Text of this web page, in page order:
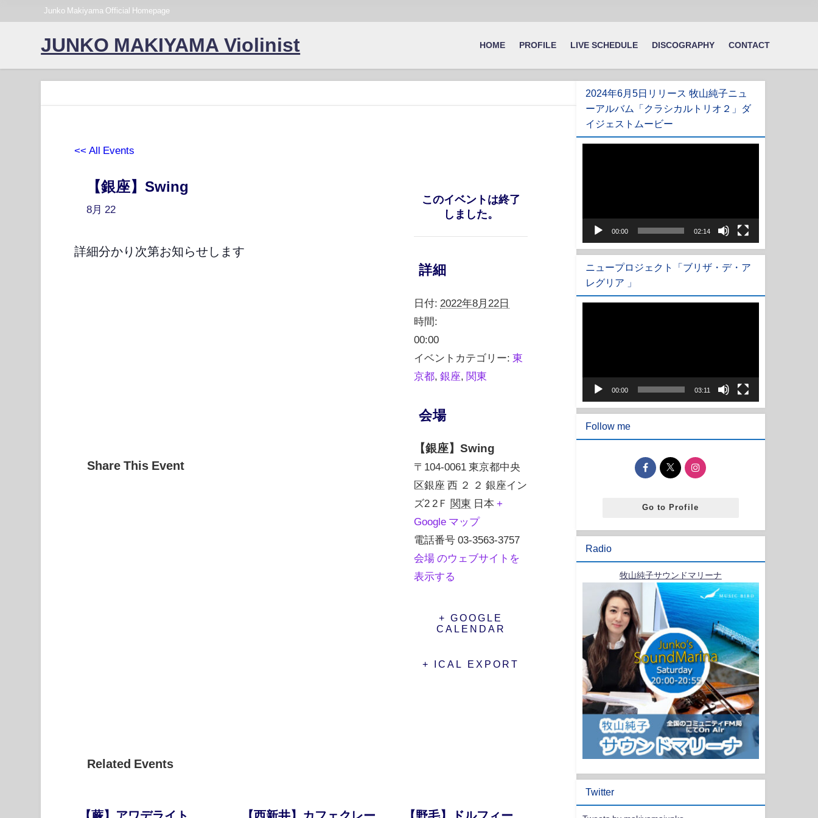
Junko Makiyama Official Homepage
JUNKO MAKIYAMA Violinist HOME PROFILE LIVE SCHEDULE DISCOGRAPHY CONTACT
<< All Events
【銀座】Swing
8月 22
詳細分かり次第お知らせします
Share This Event
このイベントは終了
しました。
詳細
日付: 2022年8月22日
時間:
00:00
イベントカテゴリー: 東
京都 ,銀座 関東
会場
【銀座】Swing
〒104-0061 東京都中央
区銀座 西 ２ ２ 銀座イン
ズ2 2Ｆ 関東 日本 +
Google マップ
電話番号 03-3563-3757
会場 のウェブサイトを
表示する
+ GOOGLE
CALENDAR
+ ICAL EXPORT
Related Events
【蕨】アワデライト
【西新井】カフェクレー
【野毛】ドルフィー
2024年6月5日リリース 牧山純子ニュ
ーアルバム「クラシカルトリオ２」ダ
イジェストムービー
ー
00:00 02:14
ニュープロジェクト「ブリザ・デ・ア
レグリア 」
ー
00:00 03:11
Follow me
Go to Profile
Radio
牧山純子サウンドマリーナ
Twitter